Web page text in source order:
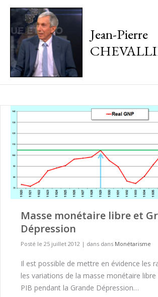
Jean-Pierre
Masse monétaire libre et
Dépression
Posté le 25 juillet 2012 | dans dans Monétarisme
Il est possible de mettre en évidence les
les variations de la masse monétaire libre
PIB pendant la Grande Dépression…